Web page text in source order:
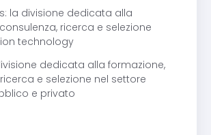
la divisione dedicata alla
ricerca e selezione
technology
dedicata alla formazione,
e selezione nel settore
e privato